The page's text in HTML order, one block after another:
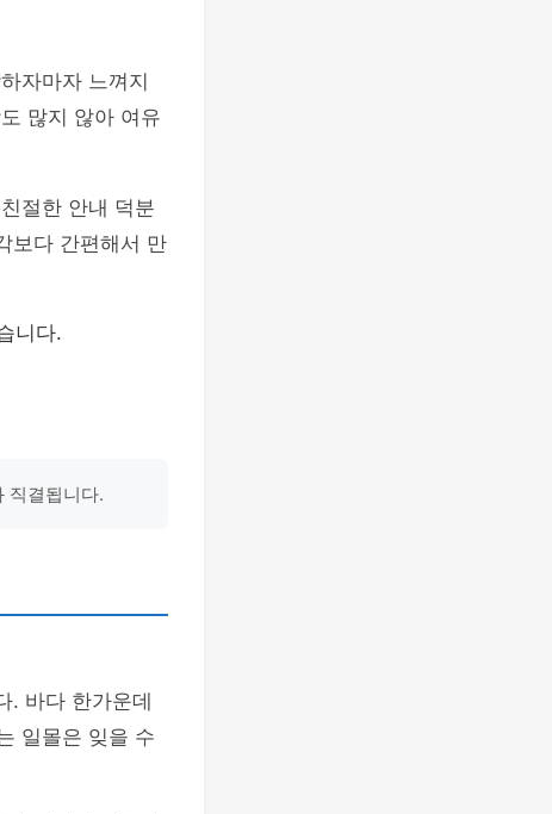
자마자 느껴지
많지 않아 여유
절한 안내 덕분
보다 간편해서 만
니다.
직결됩니다.
. 바다 한가운데
일몰은 잊을 수